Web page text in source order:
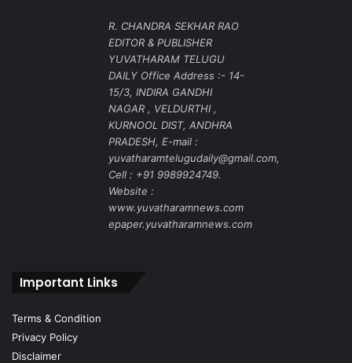
R. CHANDRA SEKHAR RAO
EDITOR & PUBLISHER
YUVATHARAM TELUGU
DAILY Office Address :- 14-
15/3, INDIRA GANDHI
NAGAR , VELDURTHI ,
KURNOOL DIST, ANDHRA
PRADESH, E-mail :
yuvatharamtelugudaily@gmail.com,
Cell : +91 9989924749.
Website :
www.yuvatharamnews.com
epaper.yuvatharamnews.com
Important Links
Terms & Condition
Privacy Policy
Disclaimer